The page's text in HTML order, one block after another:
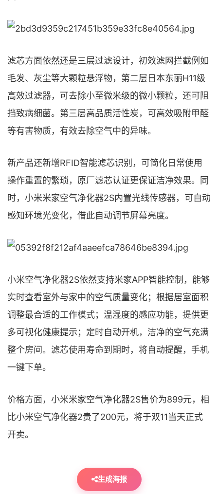
滤芯方面依然还是三层过滤设计，初效滤网拦截例如
毛发、灰尘等大颗粒悬浮物，第二层日本东丽H11级
高效过滤器，可去除小至微米级的微小颗粒，还可阻
挡致病细菌。第三层高品质活性炭，可高效吸附甲醛
等有害物质，有效去除空气中的异味。
新产品还新增RFID智能滤芯识别，可简化日常使用
操作重置的繁琐，原厂滤芯认证更保证洁净效果。同
时，小米米家空气净化器2S内置光线传感器，可自动
感知环境光变化，借此自动调节屏幕亮度。
小米空气净化器2S依然支持米家APP智能控制，能够
实时查看室外与家中的空气质量变化；根据居室面积
调整最合适的工作模式；温湿度的感应功能，提供更
多可视化健康提示；定时自动开机，洁净的空气充满
整个房间。滤芯使用寿命到期时，将自动提醒，手机
一键下单。
价格方面，小米米家空气净化器2S售价为899元，相
比小米空气净化器2贵了200元，将于双11当天正式
开卖。
生成海报